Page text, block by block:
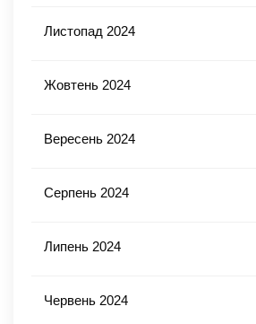
Листопад 2024
Жовтень 2024
Вересень 2024
Серпень 2024
Липень 2024
Червень 2024